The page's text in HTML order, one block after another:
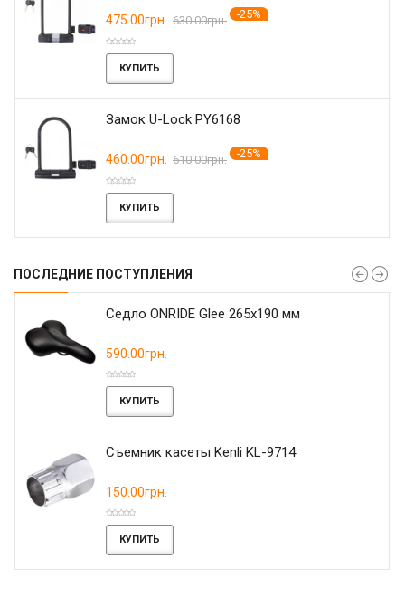
475.00грн. 630.00грн. -25%
КУПИТЬ
Замок U-Lock PY6168
460.00грн. 610.00грн. -25%
КУПИТЬ
ПОСЛЕДНИЕ ПОСТУПЛЕНИЯ
Седло ONRIDE Glee 265x190 мм
590.00грн.
КУПИТЬ
Съемник касеты Kenli KL-9714
150.00грн.
КУПИТЬ